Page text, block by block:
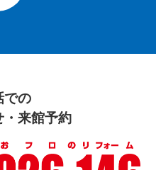
での
・来館予約